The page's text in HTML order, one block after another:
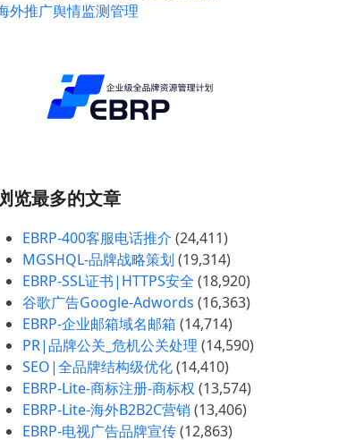
外推广舆情监测管理
览最多的文章
EBRP-400客服电话推介 (24,411)
MGSHQL-品牌战略策划 (19,314)
EBRP-SSL证书|HTTPS安全 (18,920)
谷歌广告Google-Adwords (16,363)
EBRP-企业邮箱域名邮箱 (14,714)
PR|品牌公关_危机公关处理 (14,590)
SEO|全品牌结构级优化(14,410)
EBRP-Lite-商标注册-商标权 (13,574)
EBRP-Lite-海外B2B2C营销 (13,406)
EBRP-电视广告品牌宣传(12,863)